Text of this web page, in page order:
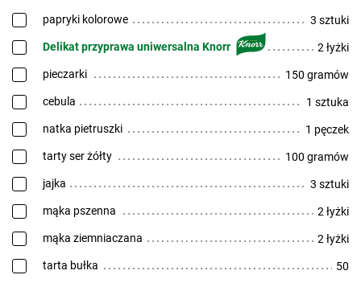
papryki kolorowe 3 sztuki
Delikat przyprawa uniwersalna Knorr 2 łyżki
pieczarki 150 gramów
cebula 1 sztuka
natka pietruszki 1 pęczek
tarty ser żółty 100 gramów
jajka 3 sztuki
mąka pszenna 2 łyżki
mąka ziemniaczana 2 łyżki
tarta bułka 50